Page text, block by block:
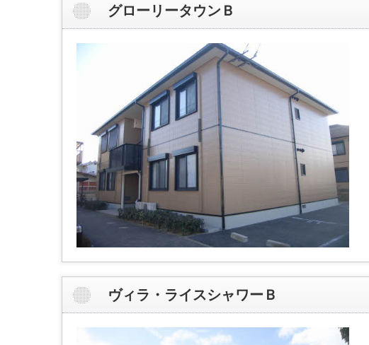
グローリータウンＢ
ヴィラ・ライスシャワーＢ